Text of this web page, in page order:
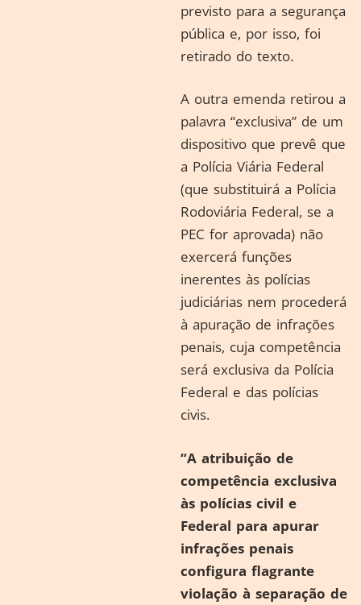
previsto para a segurança
pública e, por isso, foi
retirado do texto.
A outra emenda retirou a
palavra “exclusiva” de um
dispositivo que prevê que
a Polícia Viária Federal
(que substituirá a Polícia
Rodoviária Federal, se a
PEC for aprovada) não
exercerá funções
inerentes às polícias
judiciárias nem procederá
à apuração de infrações
penais, cuja competência
será exclusiva da Polícia
Federal e das polícias
civis.
“A atribuição de
competência exclusiva
às polícias civil e
Federal para apurar
infrações penais
configura flagrante
violação à separação de